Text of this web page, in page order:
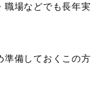
職場などでも長年実
準備しておくこの方